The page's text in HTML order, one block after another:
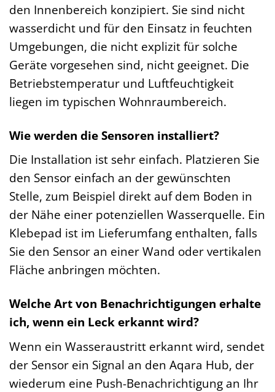
den Innenbereich konzipiert. Sie sind nicht
wasserdicht und für den Einsatz in feuchten
Umgebungen, die nicht explizit für solche
Geräte vorgesehen sind, nicht geeignet. Die
Betriebstemperatur und Luftfeuchtigkeit
liegen im typischen Wohnraumbereich.
Wie werden die Sensoren installiert?
Die Installation ist sehr einfach. Platzieren Sie
den Sensor einfach an der gewünschten
Stelle, zum Beispiel direkt auf dem Boden in
der Nähe einer potenziellen Wasserquelle. Ein
Klebepad ist im Lieferumfang enthalten, falls
Sie den Sensor an einer Wand oder vertikalen
Fläche anbringen möchten.
Welche Art von Benachrichtigungen erhalte
ich, wenn ein Leck erkannt wird?
Wenn ein Wasseraustritt erkannt wird, sendet
der Sensor ein Signal an den Aqara Hub, der
wiederum eine Push-Benachrichtigung an Ihr